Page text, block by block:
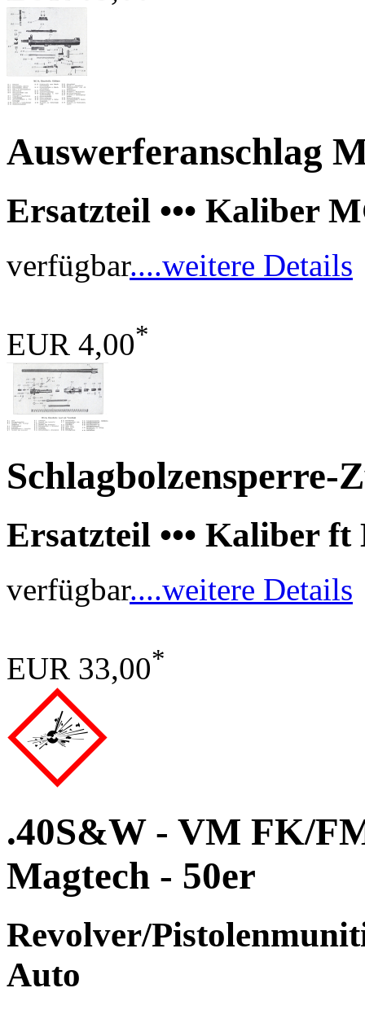
Auswerferanschlag
Ersatzteil ••• Kaliber
verfügbar....weitere Details
EUR 4,00*
Ersatzteil ••• Kaliber ft
verfügbar....weitere Details
EUR 33,00*
.40S&W - VM FK/
Magtech - 50er
Revolver/
Auto